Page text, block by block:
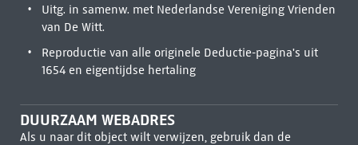
Uitg. in samenw. met Nederlandse Vereniging Vrienden
van De Witt.
Reproductie van alle originele Deductie-pagina's uit
1654 en eigentijdse hertaling
DUURZAAM WEBADRES
Als u naar dit object wilt verwijzen, gebruik dan de